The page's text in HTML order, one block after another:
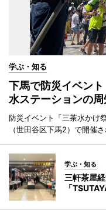
学ぶ・知る
下馬で防災イベン
水ステーションの
防災イベント「三茶水かけ
（世田谷区下馬2）で開催さ
学ぶ・知る
三軒茶屋
「